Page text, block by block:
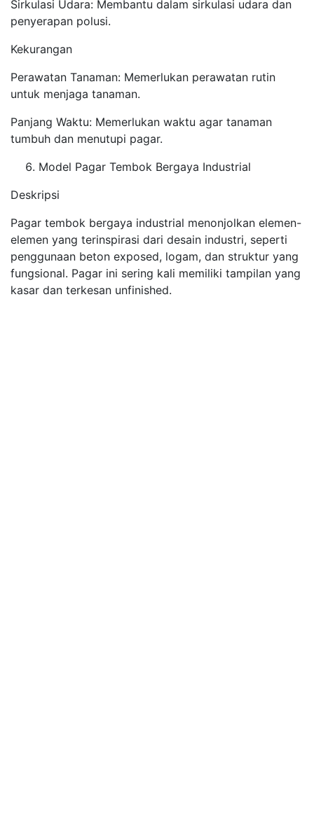
Sirkulasi Udara: Membantu dalam sirkulasi udara dan
penyerapan polusi.
Kekurangan
Perawatan Tanaman: Memerlukan perawatan rutin
untuk menjaga tanaman.
Panjang Waktu: Memerlukan waktu agar tanaman
tumbuh dan menutupi pagar.
Model Pagar Tembok Bergaya Industrial
Deskripsi
Pagar tembok bergaya industrial menonjolkan elemen-
elemen yang terinspirasi dari desain industri, seperti
penggunaan beton exposed, logam, dan struktur yang
fungsional. Pagar ini sering kali memiliki tampilan yang
kasar dan terkesan unfinished.